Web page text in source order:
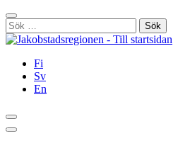
Hoppa
till
innehållet
Stäng
Sök
efter:
Fi
Sv
En
Sök
Huvudmeny